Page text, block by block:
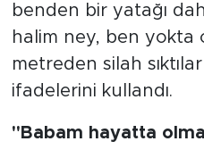
benden bir yatağı
halim ney, ben yokta
metreden silah
ifadelerini kullandı.
"Babam hayatta